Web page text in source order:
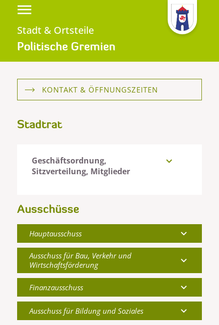
Stadt & Ortsteile
Politische Gremien
KONTAKT & ÖFFNUNGSZEITEN
Stadtrat
Geschäftsordnung,
Sitzverteilung, Mitglieder
expand_more
Ausschüsse
Hauptausschuss expand_more
Ausschuss für Bau, Verkehr und
Wirtschaftsförderung
expand_more
Finanzausschuss expand_more
Ausschuss für Bildung und Soziales expand_more